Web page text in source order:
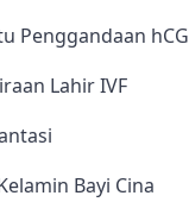
Penggandaan hCG
Lahir IVF
Bayi Cina